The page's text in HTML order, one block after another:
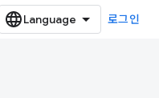
로그인